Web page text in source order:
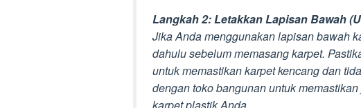
Langkah 2: Letakkan Lapisan Bawah
Jika Anda menggunakan lapisan bawah
dahulu sebelum memasang karpet.
untuk memastikan karpet kencang dan
dengan toko bangunan untuk